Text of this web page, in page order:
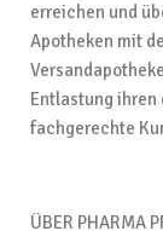
erreichen und
Apotheken mit
Entlastung
fachgerechte
ÜBER PHARMA